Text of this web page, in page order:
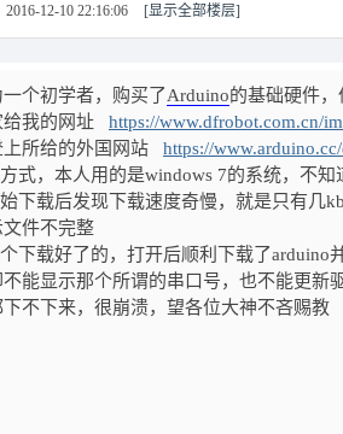
2016-12-10 22:16:06 [显示全部楼层]
个初学者，购买了Arduino的基础硬件，
给我的网址 https://www.dfrobot.com.cn/
所给的外国网站 https://
式，本人用的是windows 7的系统，不知
下载后发现下载速度奇慢，就是只有几
件不完整
下载好了的，打开后顺利下载了
能显示那个所谓的串口号，也不能更新
下不下来，很崩溃，望各位大神不吝赐